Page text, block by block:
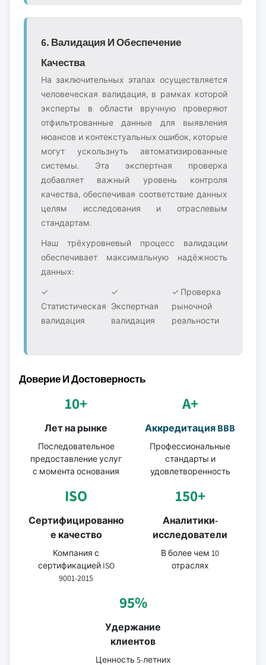
6. Валидация И Обеспечение
Качества
На заключительных этапах осуществляется
человеческая валидация, в рамках которой
эксперты в области вручную проверяют
отфильтрованные данные для выявления
нюансов и контекстуальных ошибок, которые
могут ускользнуть автоматизированные
системы. Эта экспертная проверка
добавляет важный уровень контроля
качества, обеспечивая соответствие данных
целям исследования и отраслевым
стандартам.
Наш трёхуровневый процесс валидации
обеспечивает максимальную надёжность
данных:
✓
Статистическая
валидация
✓
Экспертная
валидация
✓ Проверка
рыночной
реальности
Доверие И Достоверность
10+
Лет на рынке
Последовательное
предоставление услуг
с момента основания
A+
Аккредитация BBB
Профессиональные
стандарты и
удовлетворенность
ISO
Сертифицированно
е качество
Компания с
сертификацией ISO
9001-2015
150+
Аналитики-
исследователи
В более чем 10
отраслях
95%
Удержание
клиентов
Ценность 5-летних